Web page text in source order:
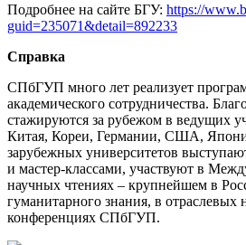
Подробнее на сайте БГУ: https://
guid=235071&detail=892233
Справка
СПбГУП много лет реализует
академического сотрудничества.
стажируются за рубежом в ведущих
Китая, Кореи, Германии, США,
зарубежных университетов
и мастер-классами, участвуют в
научных чтениях – крупнейшем в
гуманитарного знания, в отраслевых
конференциях СПбГУП.